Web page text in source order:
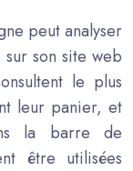
peut analyser
son site web
le plus
leur panier, et
la barre de
être utilisées